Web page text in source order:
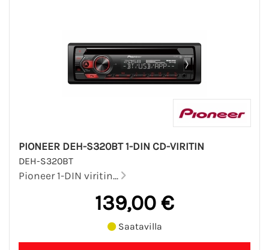
PIONEER DEH-S320BT 1-DIN CD-VIRITIN
DEH-S320BT
Pioneer 1-DIN viritin...
139,00 €
Saatavilla